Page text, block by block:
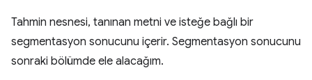
Tahmin nesnesi, tanınan metni ve isteğe bağlı bir
segmentasyon sonucunu içerir. Segmentasyon sonucunu
sonraki bölümde ele alacağım.